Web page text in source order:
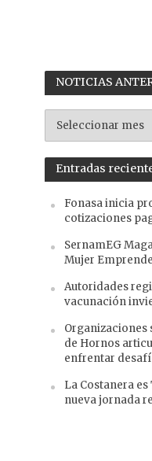
NOTICIAS
ANTERIORES
Entradas
Fonasa inicia
cotizaciones
SernamEG
Mujer
Autoridades
vacunación
Organizaciones
de Hornos
enfrentar
La Costanera
nueva jornada